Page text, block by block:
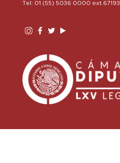
Tel: 01 (55) 5036 0000 ext.67193